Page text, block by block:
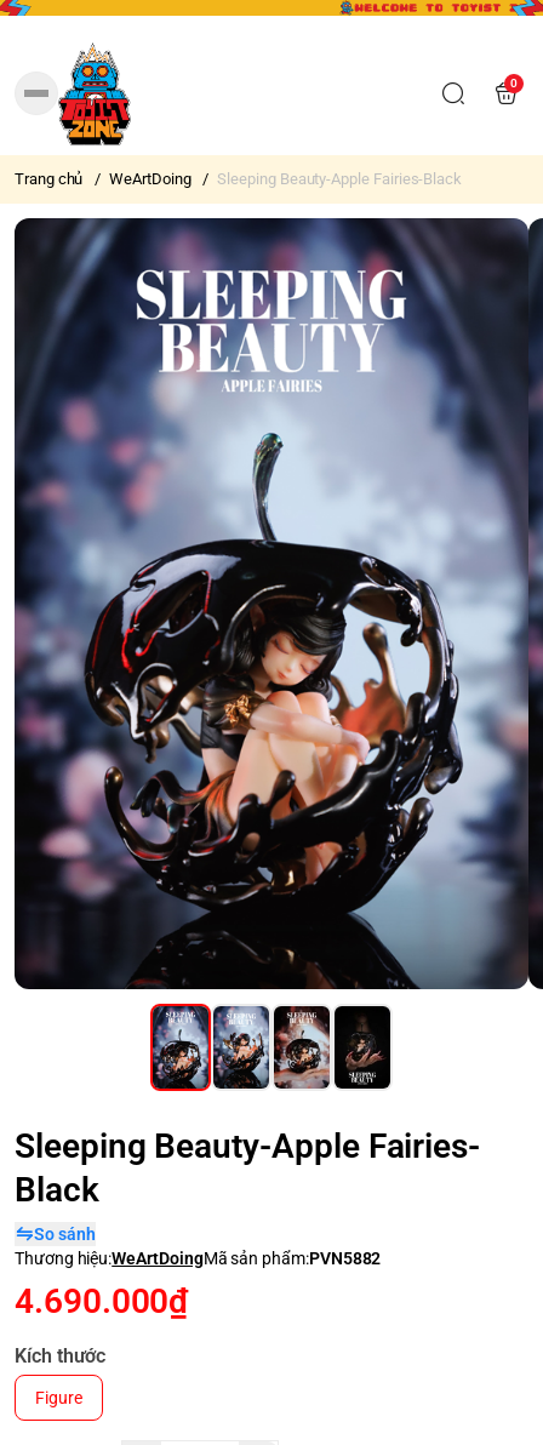
0
Trang chủ / WeArtDoing / Sleeping Beauty-Apple Fairies-Black
Sleeping Beauty-Apple Fairies-
Black
So sánh
Thương hiệu:WeArtDoingMã sản phẩm:PVN5882
4.690.000₫
Kích thước
Figure